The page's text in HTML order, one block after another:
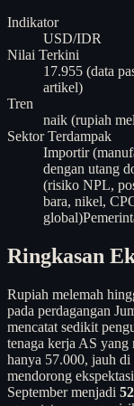
Indikator
USD/IDR
Nilai Terkini
17.955 (data
artikel)
Tren
naik (rupiah
Sektor Terdampak
Importir
dengan utang
(risiko NPL,
bara, nikel,
global)
Ringkasan
Rupiah melemah
pada perdagangan
mencatat sedikit
tenaga kerja AS
hanya 57.000, jauh
mendorong
September menjadi